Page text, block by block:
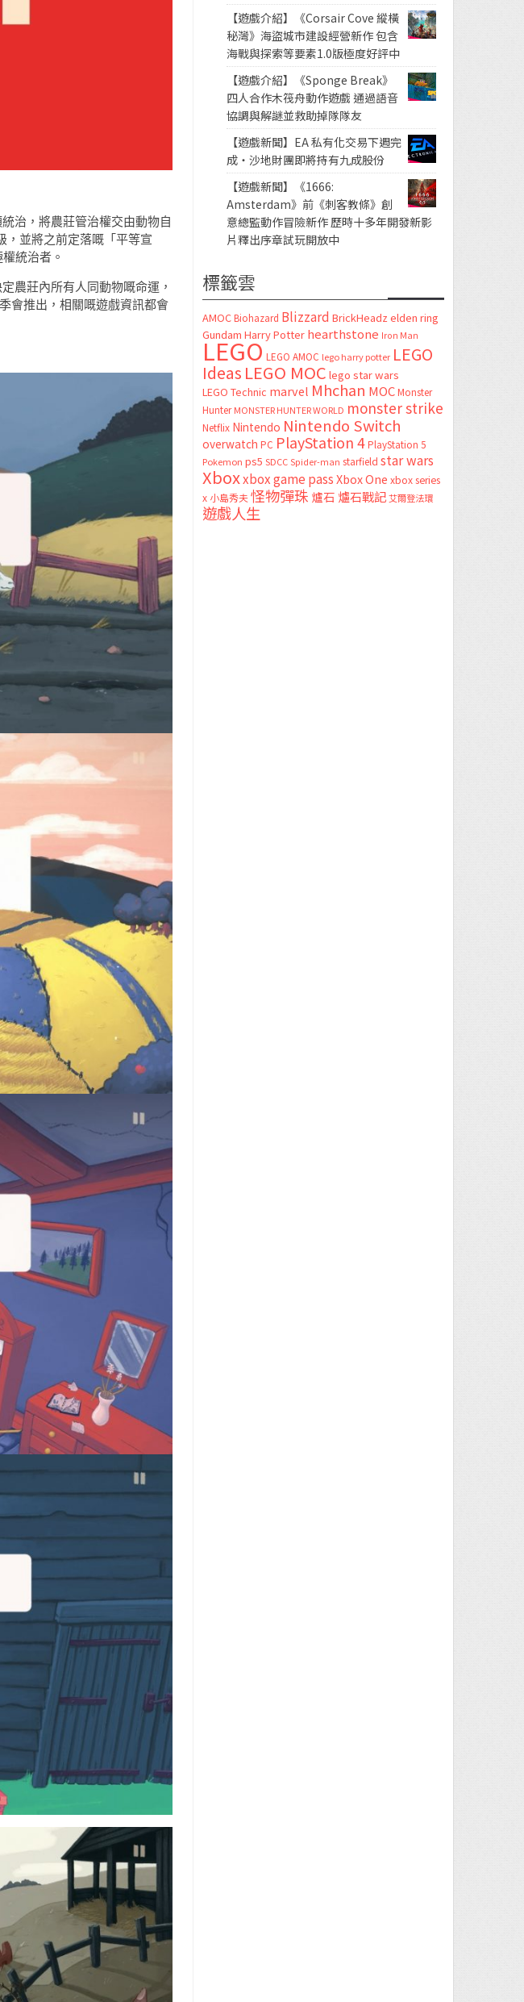
治，將農莊管治權交由動物自
，並將之前定落嘅「平等宣
統治者。
農莊內所有人同動物嘅命運，
會推出，相關嘅遊戲資訊都會
【遊戲介紹】《Corsair Cove 縱橫
秘灣》海盜城市建設經營新作 包含
海戰與探索等要素1.0版極度好評中
【遊戲介紹】《Sponge Break》
四人合作木筏舟動作遊戲 通過語音
協調與解謎並救助掉隊隊友
【遊戲新聞】EA 私有化交易下週完
成・沙地財團即將持有九成股份
【遊戲新聞】《1666:
Amsterdam》前《刺客教條》創
意總監動作冒險新作 歷時十多年開發新影
片釋出序章試玩開放中
標籤雲
AMOC Biohazard Blizzard BrickHeadz elden ring
Gundam Harry Potter hearthstone Iron Man
LEGO LEGO AMOC lego harry potter LEGO
Ideas LEGO MOC lego star wars
LEGO Technic marvel Mhchan MOC Monster
Hunter MONSTER HUNTER WORLD monster strike
Netflix Nintendo Nintendo Switch
overwatch PC PlayStation 4 PlayStation 5
Pokemon ps5 SDCC Spider-man starfield star wars
Xboxxbox game passXbox One xbox series
x 小島秀夫怪物彈珠 爐石 爐石戰記艾爾登法環
遊戲人生